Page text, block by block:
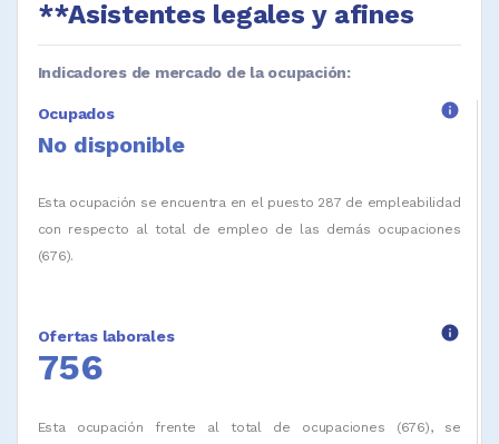
**Asistentes legales y afines
Indicadores de mercado de la ocupación:
Ocupados info
No disponible
Esta ocupación se encuentra en el puesto 287 de empleabilidad
con respecto al total de empleo de las demás ocupaciones
(676).
Ofertas laborales info
756
Esta ocupación frente al total de ocupaciones (676), se